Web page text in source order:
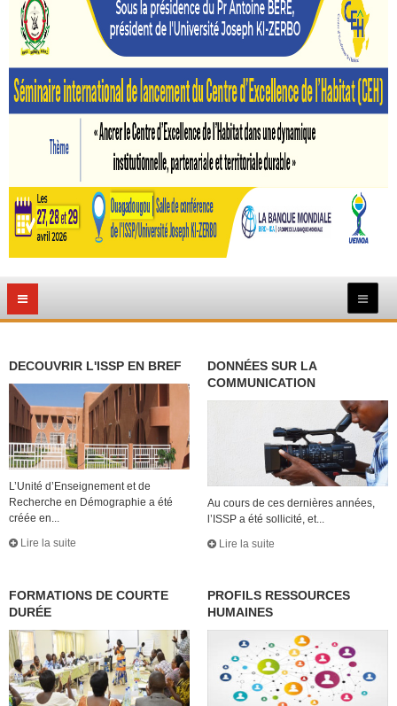
DECOUVRIR L'ISSP EN BREF
L’Unité d’Enseignement et de
Recherche en Démographie a été
créée en...
Lire la suite
DONNÉES SUR LA
COMMUNICATION
Au cours de ces dernières années,
l’ISSP a été sollicité, et...
Lire la suite
FORMATIONS DE COURTE
DURÉE
PROFILS RESSOURCES
HUMAINES